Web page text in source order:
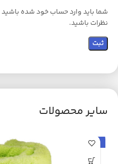
شما باید وارد حساب خود شده باشید
نظرات باشید.
سایر محصولات
حراج